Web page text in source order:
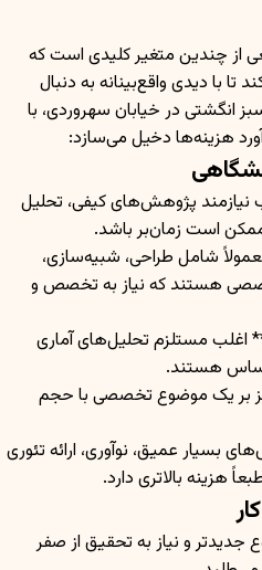
از چندین متغیر کلیدی است که
با دیدی واقع‌بینانه به دنبال
در خیابان سهروردی، با
هزینه‌ها دخیل می‌سازد:
پژوهش‌های کیفی، تحلیل
است زمان‌بر باشد.
شامل طراحی، شبیه‌سازی،
تخصصی هستند که نیاز به تخصص و
اغلب مستلزم تحلیل‌های آماری
هستند.
بر یک موضوع تخصصی با حجم
بسیار عمیق، نوآوری، ارائه تئوری
هزینه بالاتری دارد.
و نیاز به تحقیق از صفر